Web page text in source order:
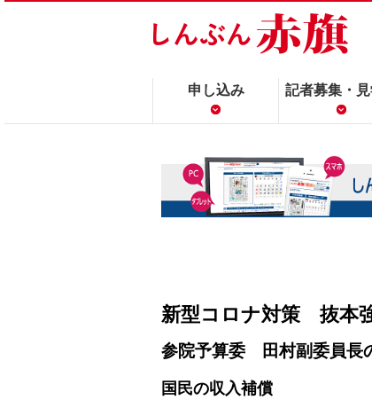
申し込み 記者募集・
新型コロナ対策 抜本
参院予算委 田村副委員長
国民の収入補償